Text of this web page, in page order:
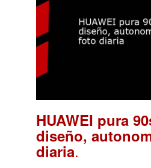
HUAWEI pura
diseño,
diaria.